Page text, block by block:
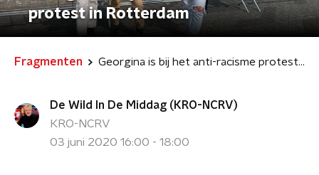
protest in Rotterdam
Fragmenten Georgina is bij het anti-racisme protest in Rotterdam
De Wild In De Middag (KRO-NCRV)
KRO-NCRV
03 juni 2020 16:00 - 18:00